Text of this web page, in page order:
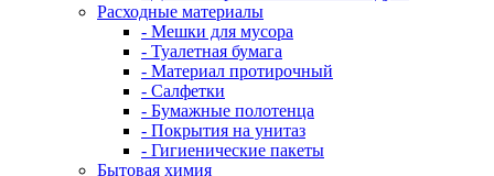
Расходные материалы
- Мешки для мусора
- Туалетная бумага
- Материал протирочный
- Салфетки
- Бумажные полотенца
- Покрытия на унитаз
- Гигиенические пакеты
Бытовая химия